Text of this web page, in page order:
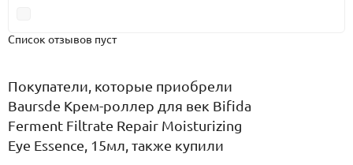
Список отзывов пуст
Покупатели, которые приобрели
Baursde Крем-роллер для век Bifida
Ferment Filtrate Repair Moisturizing
Eye Essence, 15мл, также купили